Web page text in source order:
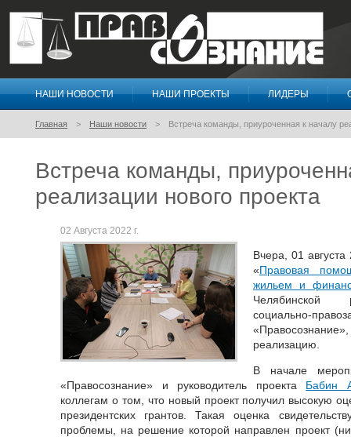
Правосознание
НАШИ НОВОСТИ НАШИ ПРОЕКТЫ ЛИДЕРЫ
Главная Наши новости Встреча команды, приуроченная к началу
Встреча команды,
реализации нового проекта
02 Августа 2022 г.
Вчера, 01
«Правовая
жильем и
Челябинской
социально-
реализацию.
В начале
«Правосознание» и руководитель проекта Бабин
коллегам о том, что новый проект получил высокую
президентских грантов. Такая оценка
проблемы, на решение которой направлен проект